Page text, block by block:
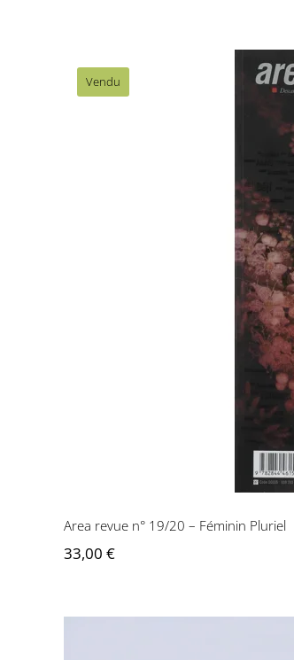
Vendu
Area revue n° 19/20 – Féminin Pluriel
33,00 €